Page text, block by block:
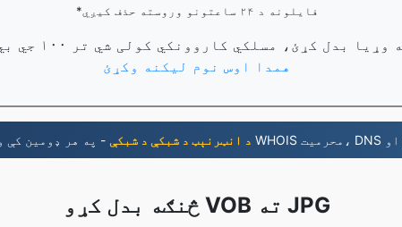
*فایلونه د ۲۴ ساعتونو وروسته حذف کیږي
همدا اوس نوم لیکنه وکړئ
د انټرنېټ د شبکې د شبکې
څنګه بدل کړو VOB ته JPG